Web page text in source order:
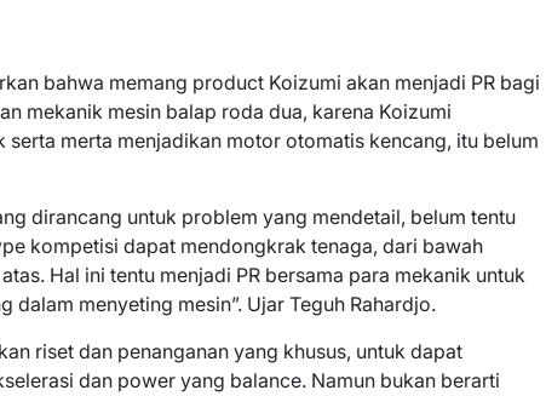
bahwa memang product Koizumi akan menjadi PR bagi
mekanik mesin balap roda dua, karena Koizumi
serta merta menjadikan motor otomatis kencang, itu belum
dirancang untuk problem yang mendetail, belum tentu
kompetisi dapat mendongkrak tenaga, dari bawah
Hal ini tentu menjadi PR bersama para mekanik untuk
dalam menyeting mesin”. Ujar Teguh Rahardjo.
riset dan penanganan yang khusus, untuk dapat
dan power yang balance. Namun bukan berarti